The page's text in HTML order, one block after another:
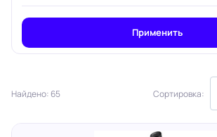
Применить
Найдено: 65 Сортировка: